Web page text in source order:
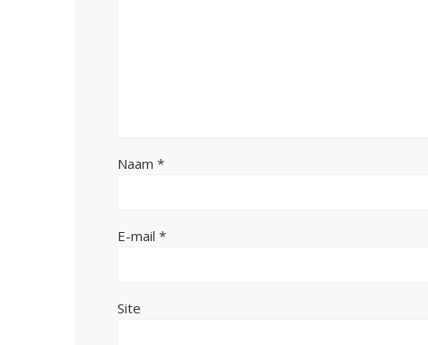
Naam*
E-mail*
Site